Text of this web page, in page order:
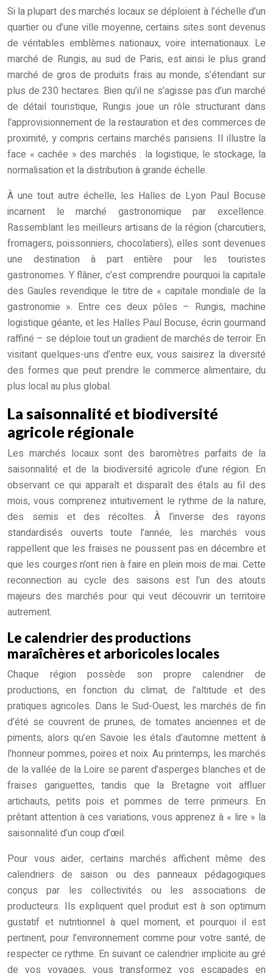
Si la plupart des marchés locaux se déploient à l’échelle d’un
quartier ou d’une ville moyenne, certains sites sont devenus
de véritables emblèmes nationaux, voire internationaux. Le
marché de Rungis, au sud de Paris, est ainsi le plus grand
marché de gros de produits frais au monde, s’étendant sur
plus de 230 hectares. Bien qu’il ne s’agisse pas d’un marché
de détail touristique, Rungis joue un rôle structurant dans
l’approvisionnement de la restauration et des commerces de
proximité, y compris certains marchés parisiens. Il illustre la
face « cachée » des marchés : la logistique, le stockage, la
normalisation et la distribution à grande échelle.
À une tout autre échelle, les Halles de Lyon Paul Bocuse
incarnent le marché gastronomique par excellence.
Rassemblant les meilleurs artisans de la région (charcutiers,
fromagers, poissonniers, chocolatiers), elles sont devenues
une destination à part entière pour les touristes
gastronomes. Y flâner, c’est comprendre pourquoi la capitale
des Gaules revendique le titre de « capitale mondiale de la
gastronomie ». Entre ces deux pôles – Rungis, machine
logistique géante, et les Halles Paul Bocuse, écrin gourmand
raffiné – se déploie tout un gradient de marchés de terroir. En
visitant quelques-uns d’entre eux, vous saisirez la diversité
des formes que peut prendre le commerce alimentaire, du
plus local au plus global.
La saisonnalité et biodiversité
agricole régionale
Les marchés locaux sont des baromètres parfaits de la
saisonnalité et de la biodiversité agricole d’une région. En
observant ce qui apparaît et disparaît des étals au fil des
mois, vous comprenez intuitivement le rythme de la nature,
des semis et des récoltes. À l’inverse des rayons
standardisés ouverts toute l’année, les marchés vous
rappellent que les fraises ne poussent pas en décembre et
que les courges n’ont rien à faire en plein mois de mai. Cette
reconnection au cycle des saisons est l’un des atouts
majeurs des marchés pour qui veut découvrir un territoire
autrement.
Le calendrier des productions
maraîchères et arboricoles locales
Chaque région possède son propre calendrier de
productions, en fonction du climat, de l’altitude et des
pratiques agricoles. Dans le Sud-Ouest, les marchés de fin
d’été se couvrent de prunes, de tomates anciennes et de
piments, alors qu’en Savoie les étals d’automne mettent à
l’honneur pommes, poires et noix. Au printemps, les marchés
de la vallée de la Loire se parent d’asperges blanches et de
fraises gariguettes, tandis que la Bretagne voit affluer
artichauts, petits pois et pommes de terre primeurs. En
prêtant attention à ces variations, vous apprenez à « lire » la
saisonnalité d’un coup d’œil.
Pour vous aider, certains marchés affichent même des
calendriers de saison ou des panneaux pédagogiques
conçus par les collectivités ou les associations de
producteurs. Ils expliquent quel produit est à son optimum
gustatif et nutritionnel à quel moment, et pourquoi il est
pertinent, pour l’environnement comme pour votre santé, de
respecter ce rythme. En suivant ce calendrier implicite au gré
de vos voyages, vous transformez vos escapades en